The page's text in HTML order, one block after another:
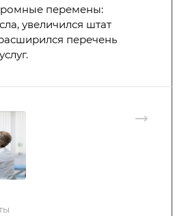
перемены:
увеличился штат
перечень